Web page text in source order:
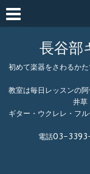
長谷部
初めて楽器をさわるか
教室は毎日レッスンの
井草
ギター・ウクレレ・フ
電話03-